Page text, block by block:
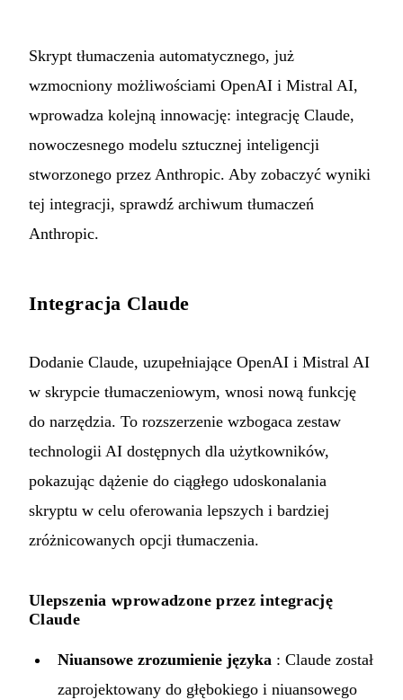
Skrypt tłumaczenia automatycznego, już
wzmocniony możliwościami OpenAI i Mistral AI,
wprowadza kolejną innowację: integrację Claude,
nowoczesnego modelu sztucznej inteligencji
stworzonego przez Anthropic. Aby zobaczyć wyniki
tej integracji, sprawdź archiwum tłumaczeń
Anthropic.
Integracja Claude
Dodanie Claude, uzupełniające OpenAI i Mistral AI
w skrypcie tłumaczeniowym, wnosi nową funkcję
do narzędzia. To rozszerzenie wzbogaca zestaw
technologii AI dostępnych dla użytkowników,
pokazując dążenie do ciągłego udoskonalania
skryptu w celu oferowania lepszych i bardziej
zróżnicowanych opcji tłumaczenia.
Ulepszenia wprowadzone przez integrację
Claude
Niuansowe zrozumienie języka : Claude został
zaprojektowany do głębokiego i niuansowego